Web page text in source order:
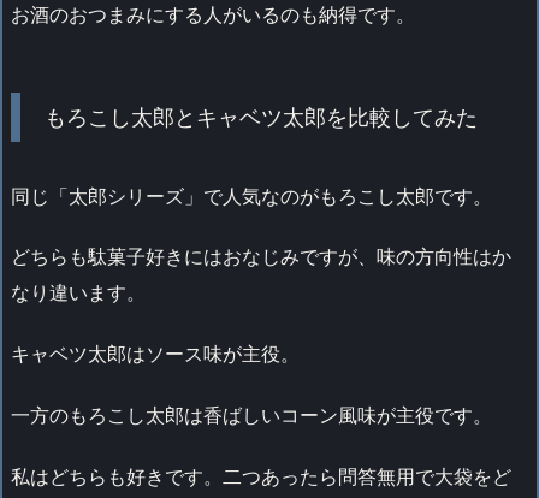
お酒のおつまみにする人がいるのも納得です。
もろこし太郎とキャベツ太郎を比較してみた
同じ「太郎シリーズ」で人気なのがもろこし太郎です。
どちらも駄菓子好きにはおなじみですが、味の方向性はか
なり違います。
キャベツ太郎はソース味が主役。
一方のもろこし太郎は香ばしいコーン風味が主役です。
私はどちらも好きです。二つあったら問答無用で大袋をど